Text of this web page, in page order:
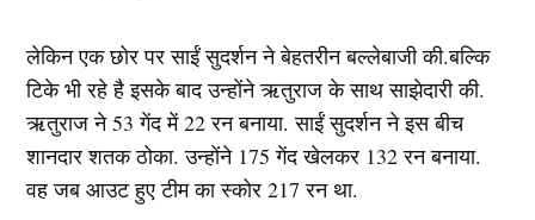
लेकिन एक छोर पर साईं सुदर्शन ने बेहतरीन बल्लेबाजी की.बल्कि
टिके भी रहे है इसके बाद उन्होंने ऋतुराज के साथ साझेदारी की.
ऋतुराज ने 53 गेंद में 22 रन बनाया. साईं सुदर्शन ने इस बीच
शानदार शतक ठोका. उन्होंने 175 गेंद खेलकर 132 रन बनाया.
वह जब आउट हुए टीम का स्कोर 217 रन था.